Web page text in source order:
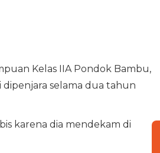
Kelas IIA Pondok Bambu,
dipenjara selama dua tahun
karena dia mendekam di